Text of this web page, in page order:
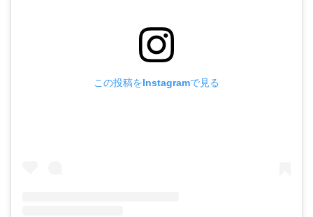
この投稿をInstagramで見る